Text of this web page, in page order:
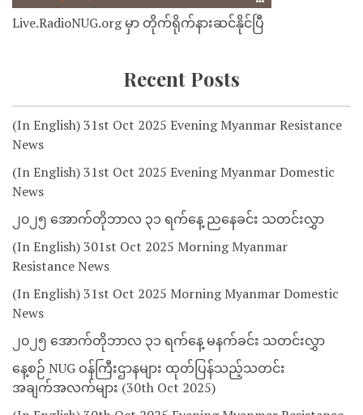
Live.RadioNUG.org မှာ တိုက်ရိုက်နားဆင်နိုင်ပြီ
Recent Posts
(In English) 31st Oct 2025 Evening Myanmar Resistance
News
(In English) 31st Oct 2025 Evening Myanmar Domestic
News
၂၀၂၅ အောက်တိုဘာလ ၃၁ ရက်နေ့ ညနေခင်း သတင်းလွှာ
(In English) 301st Oct 2025 Morning Myanmar
Resistance News
(In English) 31st Oct 2025 Morning Myanmar Domestic
News
၂၀၂၅ အောက်တိုဘာလ ၃၁ ရက်နေ့ မနက်ခင်း သတင်းလွှာ
နေ့စဉ် NUG ဝန်ကြီးဌာနများ ထုတ်ပြန်သည့်သတင်း
အချက်အလက်များ (30th Oct 2025)